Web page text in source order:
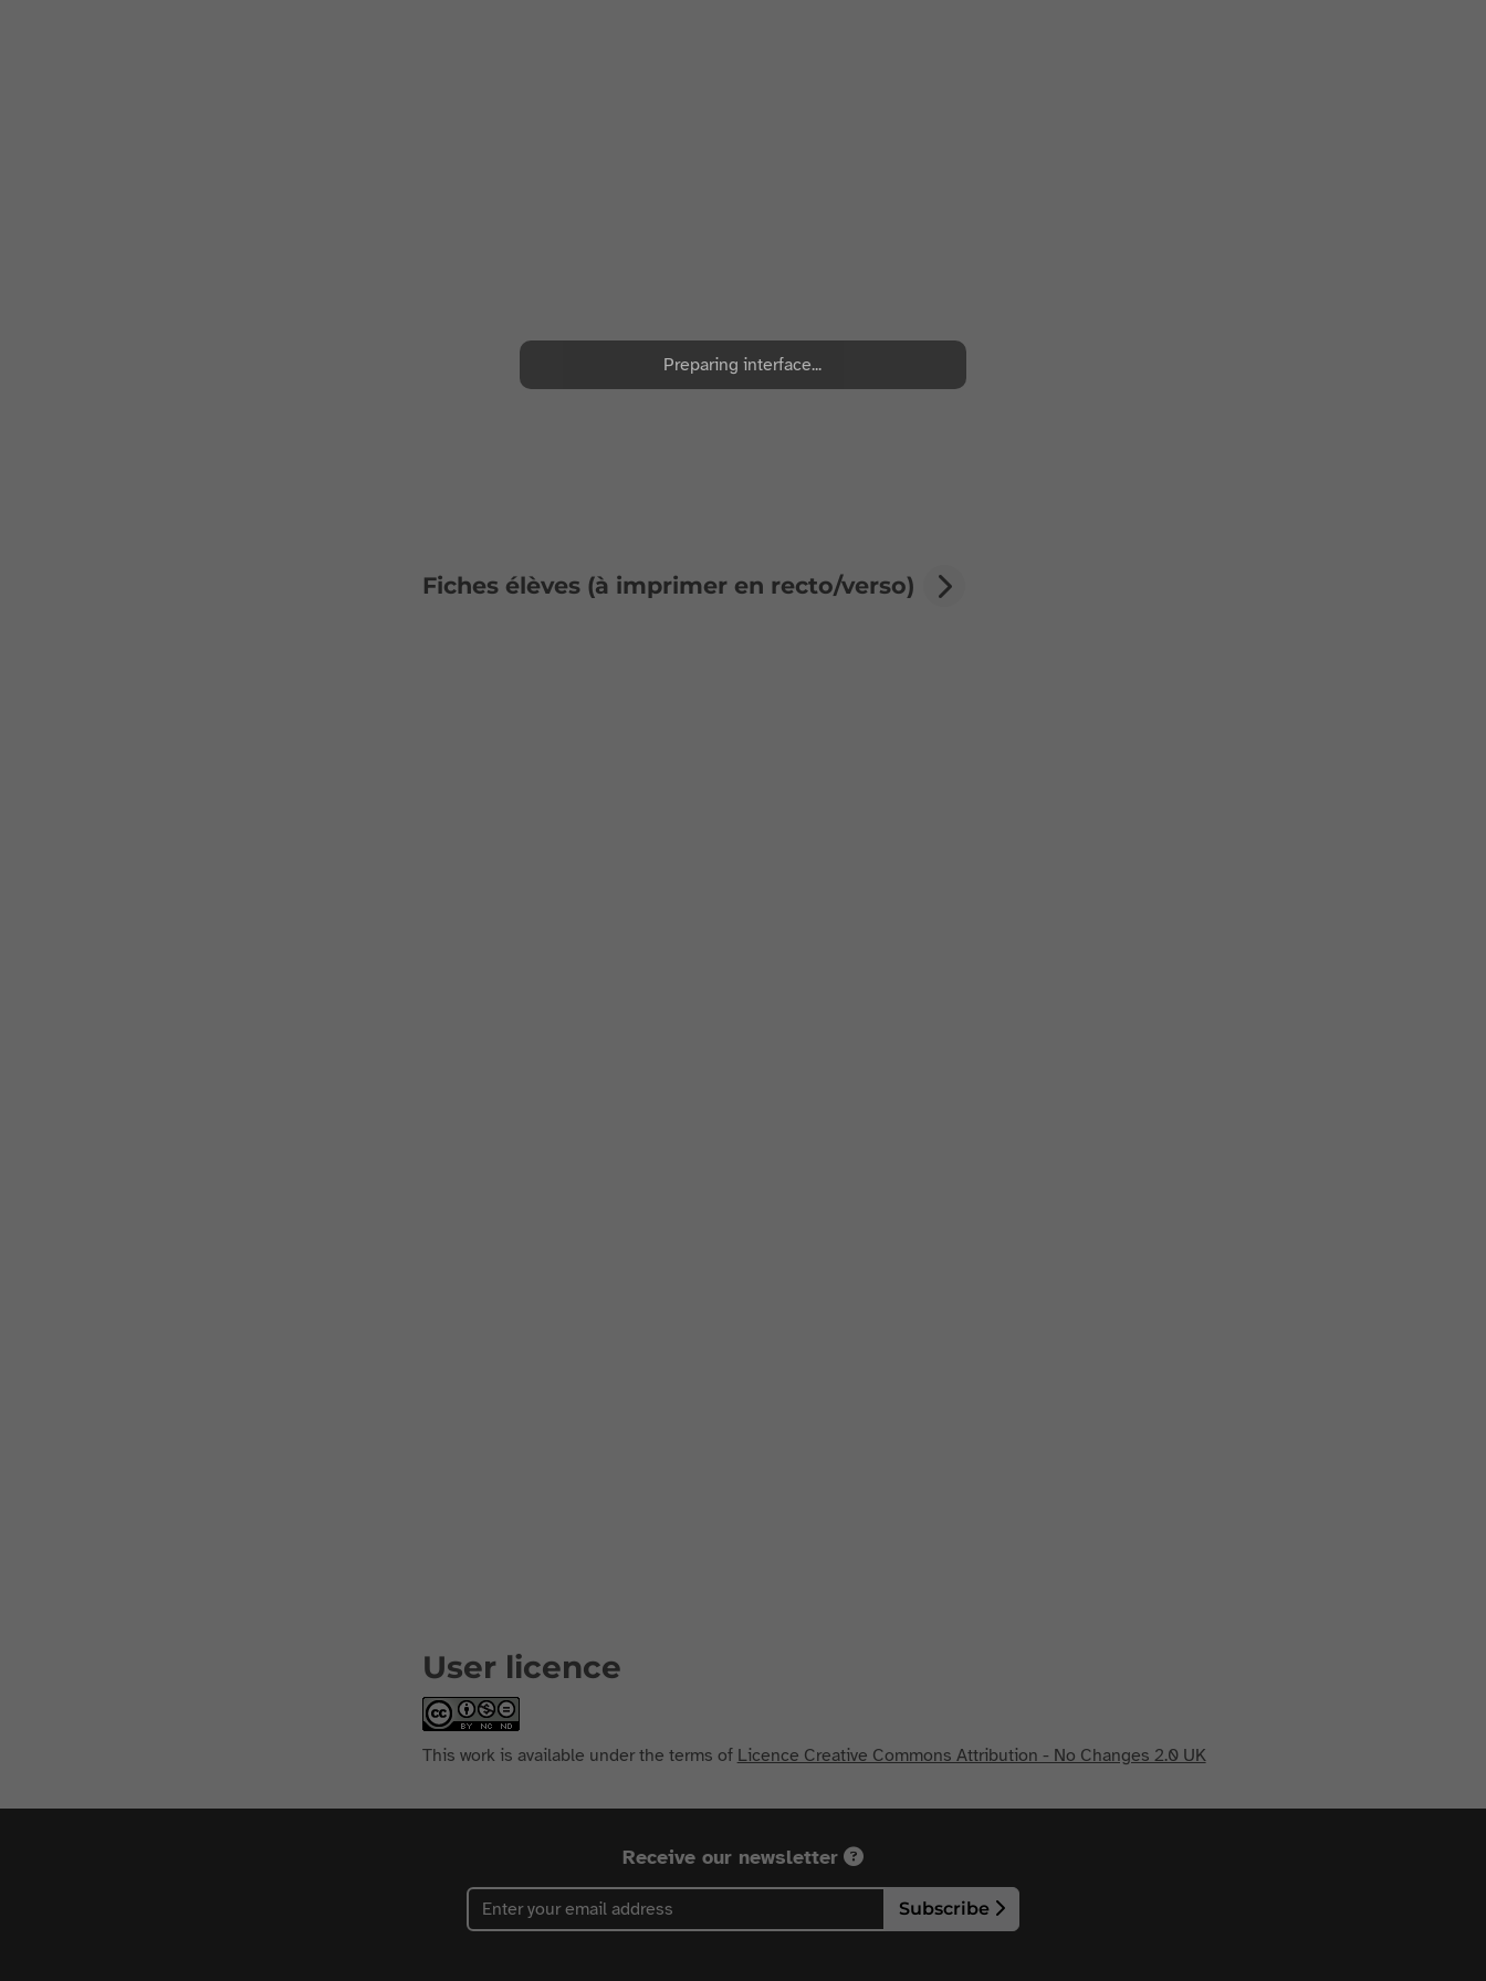
Fiches élèves (à imprimer en recto/verso)
User licence
This work is available under the terms of Licence Creative Commons Attribution - No Changes 2.0 UK
Receive our newsletter
Subscribe
Preparing interface...